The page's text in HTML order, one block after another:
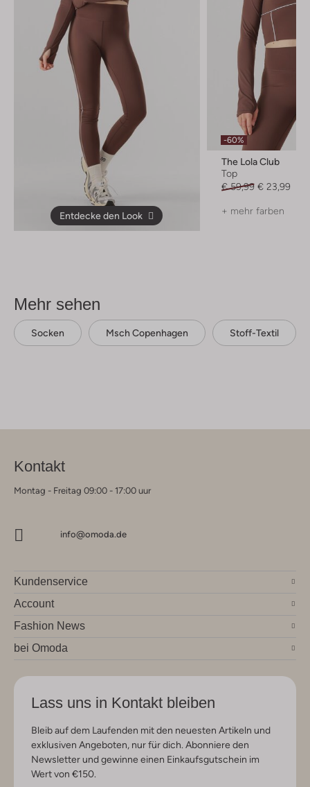
Entdecke den Look
-60%
The Lola Club
Top
€ 59,99 € 23,99
+ mehr farben
Mehr sehen
Socken Msch Copenhagen Stoff-Textil
Kontakt
Montag - Freitag 09:00 - 17:00 uur
info@omoda.de
Kundenservice
Account
Fashion News
bei Omoda
Lass uns in Kontakt bleiben
Bleib auf dem Laufenden mit den neuesten Artikeln und
exklusiven Angeboten, nur für dich. Abonniere den
Newsletter und gewinne einen Einkaufsgutschein im
Wert von €150.